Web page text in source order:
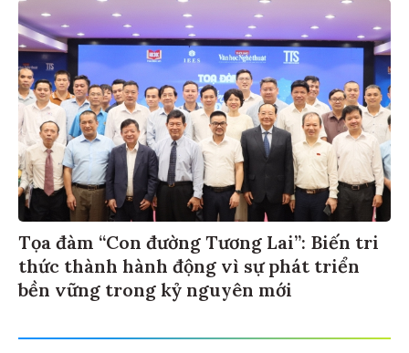
Tọa đàm “Con đường Tương Lai”: Biến tri
thức thành hành động vì sự phát triển
bền vững trong kỷ nguyên mới